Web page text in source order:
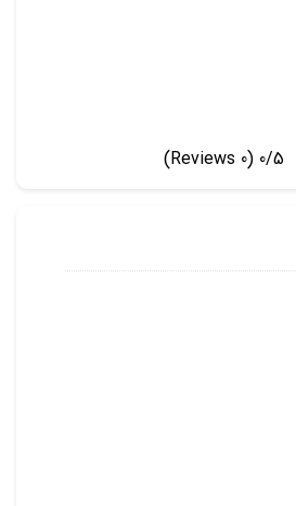
0/5
(0 Reviews)